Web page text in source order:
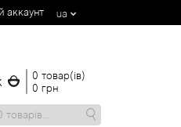
аккаунт ua
0 товар(ів)
0 грн